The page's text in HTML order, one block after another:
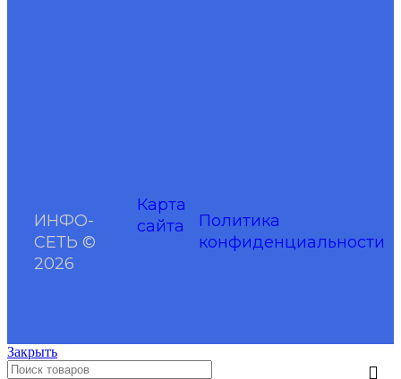
ИНФО-
СЕТЬ ©
2026
Карта
сайта
Политика
конфиденциальности
Закрыть